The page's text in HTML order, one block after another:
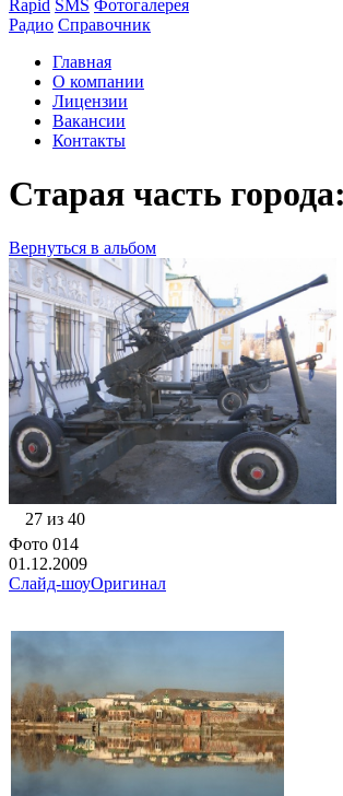
Rapid SMS Фотогалерея
Радио Справочник
Главная
О компании
Лицензии
Вакансии
Контакты
Старая часть
Вернуться в альбом
27 из 40
Фото 014
01.12.2009
Слайд-шоуОригинал